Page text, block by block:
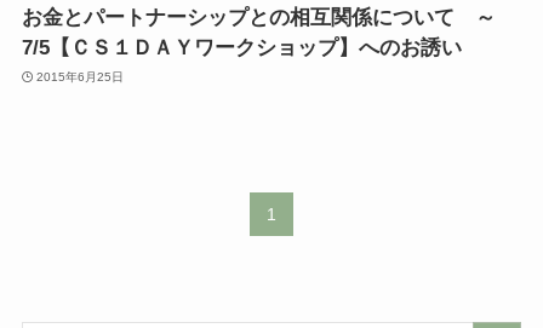
お金とパートナーシップとの相互関係について ～
7/5【ＣＳ１ＤＡＹワークショップ】へのお誘い
2015年6月25日
1